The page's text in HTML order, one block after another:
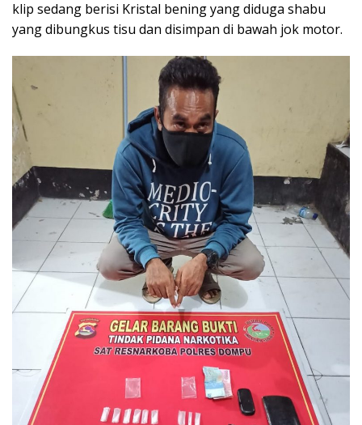
klip sedang berisi Kristal bening yang diduga shabu
yang dibungkus tisu dan disimpan di bawah jok motor.